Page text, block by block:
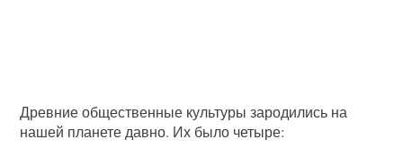
Древние общественные культуры зародились на
нашей планете давно. Их было четыре: